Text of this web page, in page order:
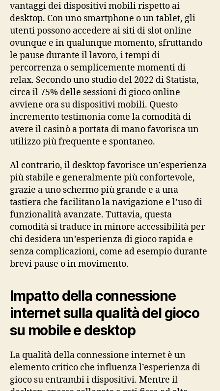
vantaggi dei dispositivi mobili rispetto ai
desktop. Con uno smartphone o un tablet, gli
utenti possono accedere ai siti di slot online
ovunque e in qualunque momento, sfruttando
le pause durante il lavoro, i tempi di
percorrenza o semplicemente momenti di
relax. Secondo uno studio del 2022 di Statista,
circa il 75% delle sessioni di gioco online
avviene ora su dispositivi mobili. Questo
incremento testimonia come la comodità di
avere il casinò a portata di mano favorisca un
utilizzo più frequente e spontaneo.
Al contrario, il desktop favorisce un’esperienza
più stabile e generalmente più confortevole,
grazie a uno schermo più grande e a una
tastiera che facilitano la navigazione e l’uso di
funzionalità avanzate. Tuttavia, questa
comodità si traduce in minore accessibilità per
chi desidera un’esperienza di gioco rapida e
senza complicazioni, come ad esempio durante
brevi pause o in movimento.
Impatto della connessione
internet sulla qualità del gioco
su mobile e desktop
La qualità della connessione internet è un
elemento critico che influenza l’esperienza di
gioco su entrambi i dispositivi. Mentre il